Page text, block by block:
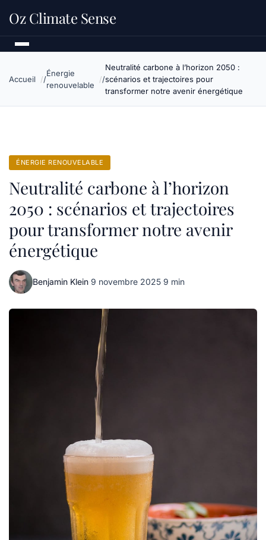
Oz Climate Sense
Accueil
Énergie
renouvelable
Neutralité carbone à l’horizon 2050 :
scénarios et trajectoires pour
transformer notre avenir énergétique
ÉNERGIE RENOUVELABLE
Neutralité carbone à l’horizon
2050 : scénarios et trajectoires
pour transformer notre avenir
énergétique
Benjamin Klein·9 novembre 2025·9 min